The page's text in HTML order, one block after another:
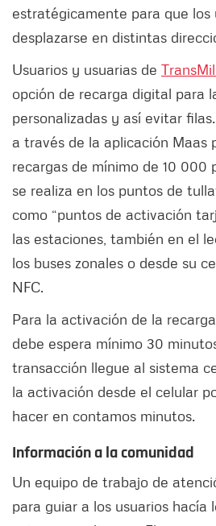
estratégicamente para que los
desplazarse en distintas
Usuarios y usuarias de
opción de recarga digital para
personalizadas y así evitar
a través de la aplicación Maas
recargas de mínimo de 10 000
se realiza en los puntos de
como “puntos de activación
las estaciones, también en el
los buses zonales o desde su
NFC.
Para la activación de la
debe espera mínimo 30
transacción llegue al sistema
la activación desde el celular
hacer en contamos minutos.
Información a la comunidad
Un equipo de trabajo de
para guiar a los usuarios hacía